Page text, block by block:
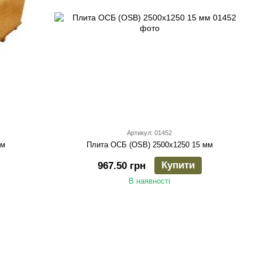
Артикул: 01452
Плита ОСБ (OSB) 2500х1250 15 мм
967.50 грн Купити
В наявності